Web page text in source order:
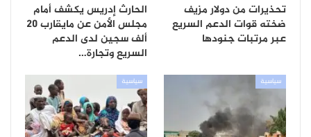
تحذيرات من دولار مزيف
ضخته قوات الدعم السريع
عبر مرتبات جنودها
الحارث إدريس يكشف أمام
مجلس الأمن عن مايقارب 20
ألف سجين لدى الدعم
السريع وتجارة…
سياسية سياسية